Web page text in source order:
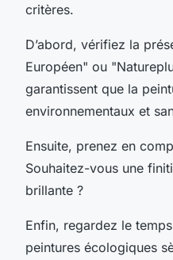
critères.
D’abord, vérifiez la
Européen" ou
garantissent que la
environnementaux et
Ensuite, prenez en
Souhaitez-vous une
brillante ?
Enfin, regardez le
peintures écologiques